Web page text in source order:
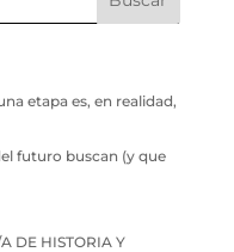
etapa es, en realidad,
futuro buscan (y que
DE HISTORIA Y